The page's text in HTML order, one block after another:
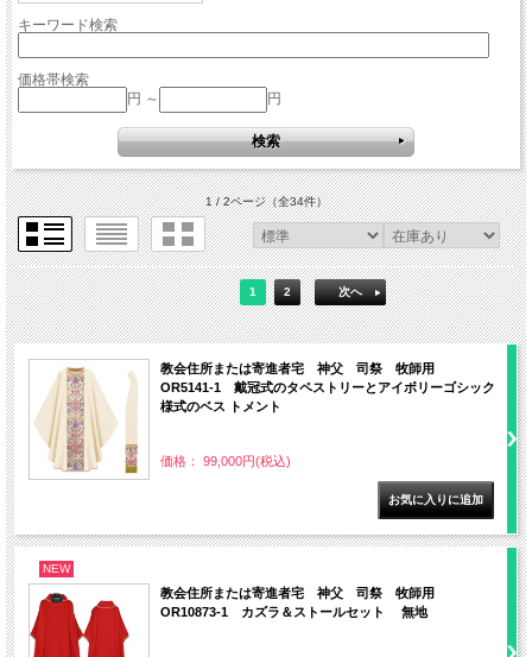
キーワード検索
価格帯検索
円 ～
円
1 / 2ページ（全34件）
1 2 次へ
教会住所または寄進者宅 神父 司祭 牧師用
OR5141-1 戴冠式のタペストリーとアイボリーゴシック
様式のベス トメント
価格： 99,000円(税込)
NEW
教会住所または寄進者宅 神父 司祭 牧師用
OR10873-1 カズラ＆ストールセット 無地